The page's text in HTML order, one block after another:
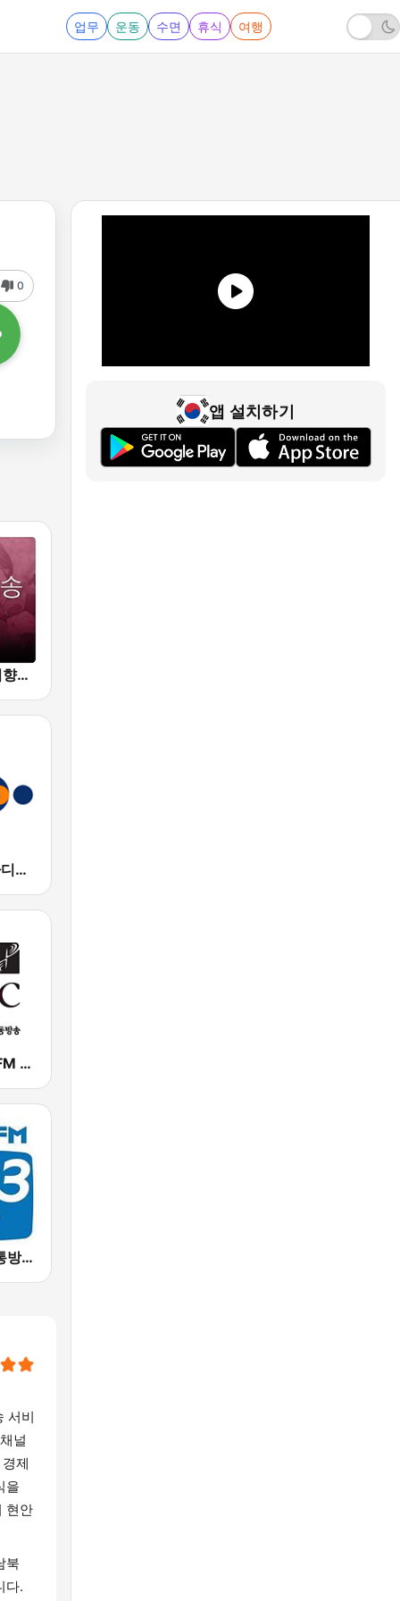
업무 운동 수면 휴식 여행
0
Beam FM - 취향저격 감각 팝송
EBS 외국어 라디오 (i-radio)
서울극동방송FM 106.9 (FEBC Seoul HLKX-FM)
TBS eFM-교통방송 영어전문 라디오
서비
널
제
을
현안
북
다.
앱 설치하기